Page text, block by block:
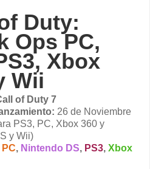
Duty:
Ops PC,
Xbox
Wii
of Duty 7
26 de Noviembre
PS3, PC, Xbox 360 y
y Wii)
PC, Nintendo DS, PS3, Xbox